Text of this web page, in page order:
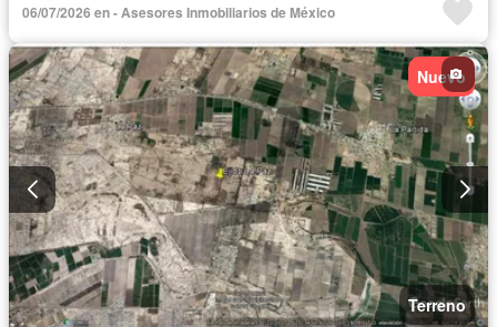
06/07/2026 en - Asesores Inmobiliarios de México
Nuevo
Terreno